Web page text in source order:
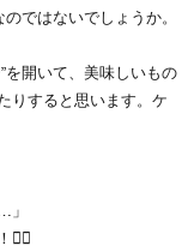
ではないでしょうか。
を開いて、美味しいもの
りすると思います。ケ
」
❤️‍🔥